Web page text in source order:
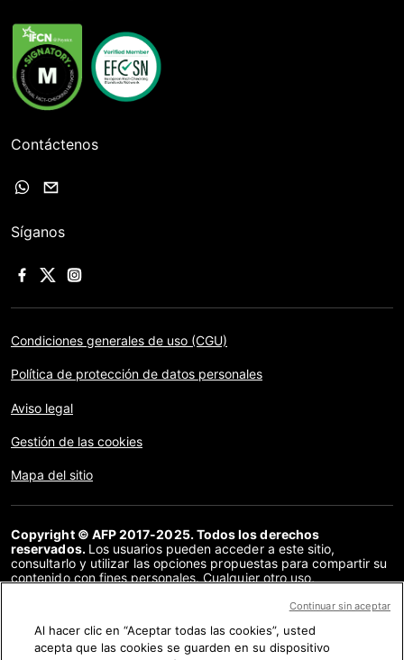
Contáctenos
Síganos
Condiciones generales de uso (CGU)
Política de protección de datos personales
Aviso legal
Gestión de las cookies
Mapa del sitio
Copyright © AFP 2017-2025. Todos los derechos
reservados. Los usuarios pueden acceder a este sitio,
consultarlo y utilizar las opciones propuestas para compartir su
contenido con fines personales. Cualquier otro uso,
distribución del contenido de este sitio, en su totalidad o en
acuerdo específico firmado con la AFP, está estrictamente
prohibido. Los elementos analizados en cada verificación se
Al hacer clic en “Aceptar todas las cookies”, usted
acepta que las cookies se guarden en su dispositivo
Continuar sin aceptar